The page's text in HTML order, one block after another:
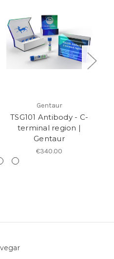
Gentaur
TSG101 Antibody - C-
terminal region |
Gentaur
€340.00